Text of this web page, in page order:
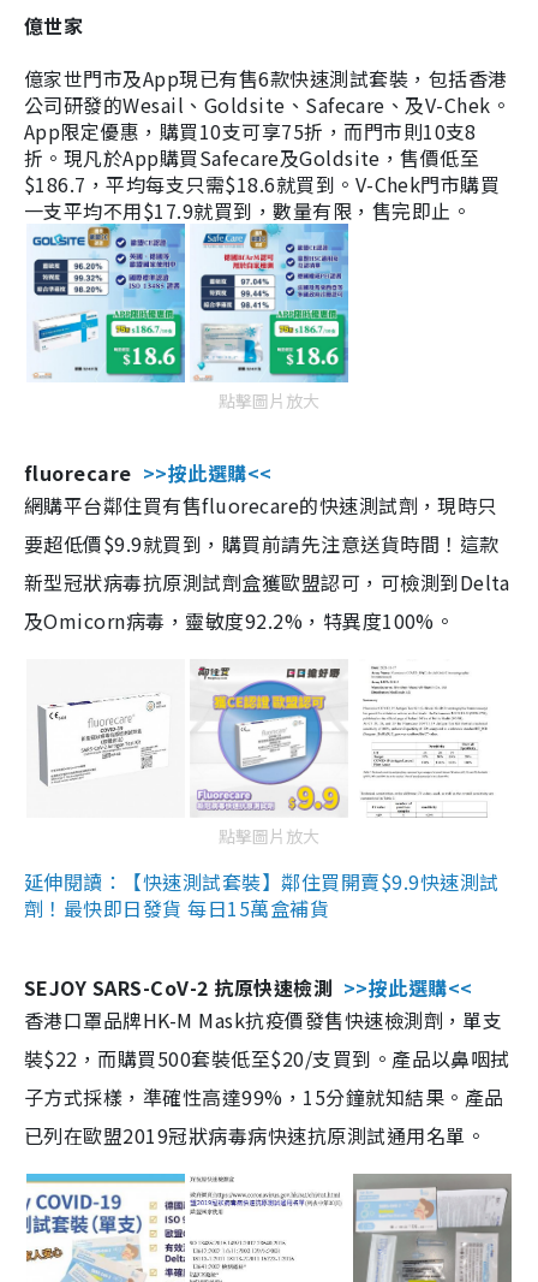
億世家
億家世門市及App現已有售6款快速測試套裝，包括香港
公司研發的Wesail、Goldsite、Safecare、及V-Chek。
App限定優惠，購買10支可享75折，而門市則10支8
折。現凡於App購買Safecare及Goldsite，售價低至
$186.7，平均每支只需$18.6就買到。V-Chek門市購買
一支平均不用$17.9就買到，數量有限，售完即止。
點擊圖片放大
fluorecare >>按此選購<<
網購平台鄰住買有售fluorecare的快速測試劑，現時只
要超低價$9.9就買到，購買前請先注意送貨時間！這款
新型冠狀病毒抗原測試劑盒獲歐盟認可，可檢測到Delta
及Omicorn病毒，靈敏度92.2%，特異度100%。
點擊圖片放大
延伸閱讀：【快速測試套裝】鄰住買開賣$9.9快速測試
劑！最快即日發貨 每日15萬盒補貨
SEJOY SARS-CoV-2 抗原快速檢測 >>按此選購<<
香港口罩品牌HK-M Mask抗疫價發售快速檢測劑，單支
裝$22，而購買500套裝低至$20/支買到。產品以鼻咽拭
子方式採樣，準確性高達99%，15分鐘就知結果。產品
已列在歐盟2019冠狀病毒病快速抗原測試通用名單。